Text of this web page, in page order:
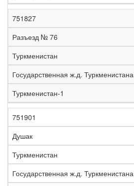
751827
Разъезд № 76
Туркменистан
Государственная ж.д. Туркменистана
Туркменистан-1
751901
Душак
Туркменистан
Государственная ж.д. Туркменистана